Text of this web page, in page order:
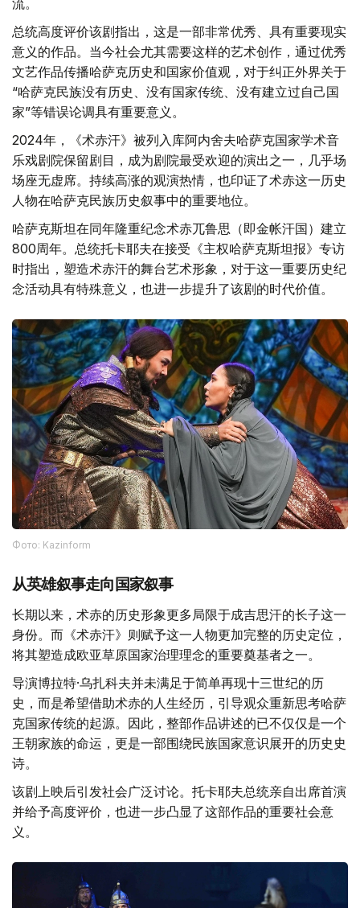
总统高度评价该剧指出，这是一部非常优秀、具有重要现实
意义的作品。当今社会尤其需要这样的艺术创作，通过优秀
文艺作品传播哈萨克历史和国家价值观，对于纠正外界关于
“哈萨克民族没有历史、没有国家传统、没有建立过自己国
家”等错误论调具有重要意义。
2024年，《术赤汗》被列入库阿内舍夫哈萨克国家学术音
乐戏剧院保留剧目，成为剧院最受欢迎的演出之一，几乎场
场座无虚席。持续高涨的观演热情，也印证了术赤这一历史
人物在哈萨克民族历史叙事中的重要地位。
哈萨克斯坦在同年隆重纪念术赤兀鲁思（即金帐汗国）建立
800周年。总统托卡耶夫在接受《主权哈萨克斯坦报》专访
时指出，塑造术赤汗的舞台艺术形象，对于这一重要历史纪
念活动具有特殊意义，也进一步提升了该剧的时代价值。
Фото: Kazinform
从英雄叙事走向国家叙事
长期以来，术赤的历史形象更多局限于成吉思汗的长子这一
身份。而《术赤汗》则赋予这一人物更加完整的历史定位，
将其塑造成欧亚草原国家治理理念的重要奠基者之一。
导演博拉特·乌扎科夫并未满足于简单再现十三世纪的历
史，而是希望借助术赤的人生经历，引导观众重新思考哈萨
克国家传统的起源。因此，整部作品讲述的已不仅仅是一个
王朝家族的命运，更是一部围绕民族国家意识展开的历史史
诗。
该剧上映后引发社会广泛讨论。托卡耶夫总统亲自出席首演
并给予高度评价，也进一步凸显了这部作品的重要社会意
义。